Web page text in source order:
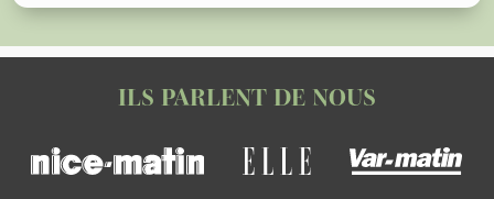
ILS PARLENT DE NOUS